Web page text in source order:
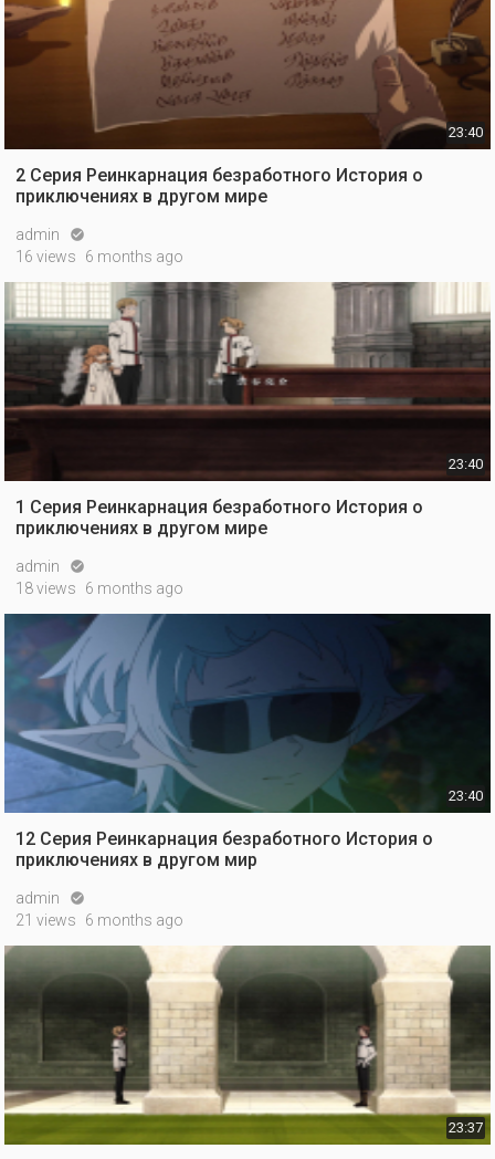
23:40
2 Серия Реинкарнация безработного История о
приключениях в другом мире
admin 
16 views 6 months ago
23:40
1 Серия Реинкарнация безработного История о
приключениях в другом мире
admin 
18 views 6 months ago
23:40
12 Серия Реинкарнация безработного История о
приключениях в другом мир
admin 
21 views 6 months ago
23:37